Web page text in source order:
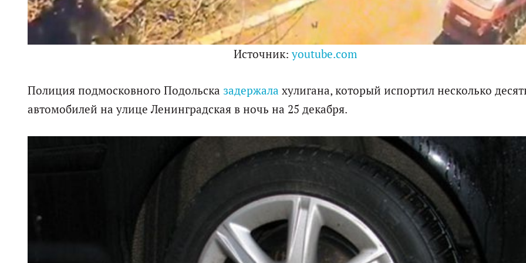
Источник:youtube.com
Полиция подмосковного Подольска задержала хулигана, который испортил несколько
автомобилей на улице Ленинградская в ночь на 25 декабря.